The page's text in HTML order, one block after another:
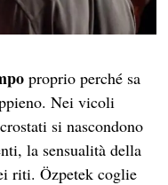
proprio perché sa
Nei vicoli
si nascondono
la sensualità della
riti. Özpetek coglie